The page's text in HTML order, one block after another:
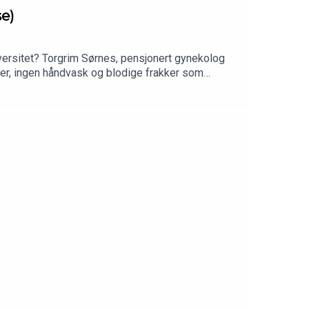
Torgrim Sørnes, pensjonert gynekolog
ingen håndvask og blodige frakker som